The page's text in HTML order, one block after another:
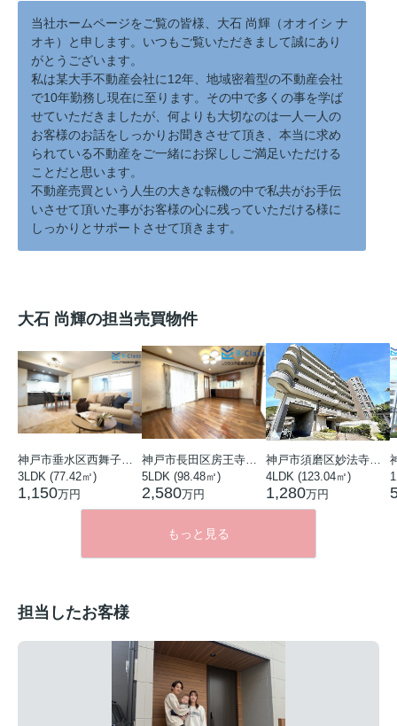
当社ホームページをご覧の皆様、大石 尚輝（オオイシ ナ
オキ）と申します。いつもご覧いただきまして誠にあり
がとうございます。
私は某大手不動産会社に12年、地域密着型の不動産会社
で10年勤務し現在に至ります。その中で多くの事を学ば
せていただきましたが、何よりも大切なのは一人一人の
お客様のお話をしっかりお聞きさせて頂き、本当に求め
られている不動産をご一緒にお探ししご満足いただける
ことだと思います。
不動産売買という人生の大きな転機の中で私共がお手伝
いさせて頂いた事がお客様の心に残っていただける様に
しっかりとサポートさせて頂きます。
大石 尚輝の担当売買物件
神戸市垂水区西舞子１丁目
3LDK (77.42㎡)
1,150万円
神戸市長田区房王寺町１丁目
5LDK (98.48㎡)
2,580万円
神戸市須磨区妙法寺字岩山
4LDK (123.04㎡)
1,280万円
もっと見る
担当したお客様